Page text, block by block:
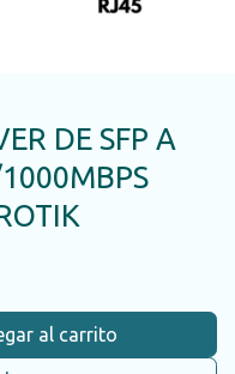
DE SFP A
al carrito